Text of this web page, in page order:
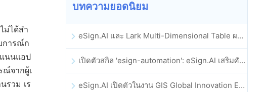
ม่ได้สำ
การณ์ก
นนแอป
ณ์จากผู้เ
รวม เร
บทความยอดนิยม
eSign.AI และ Lark Multi-Dimensional Table ผสานรวมกันอย่างเป็นทางการ: การลงนามและการเก็บถาวรสัญญาอิเล็กทรอนิกส์แบบอัตโนมัติเต็มรูปแบบ
เปิดตัวสกิล 'esign-automation': eSign.AI เสริมศักยภาพให้ OpenClaw ด้วยลายเซ็นอิเล็กทรอนิกส์อัตโนมัติ
eSign.AI เปิดตัวในงาน GIS Global Innovation Exhibition 2025